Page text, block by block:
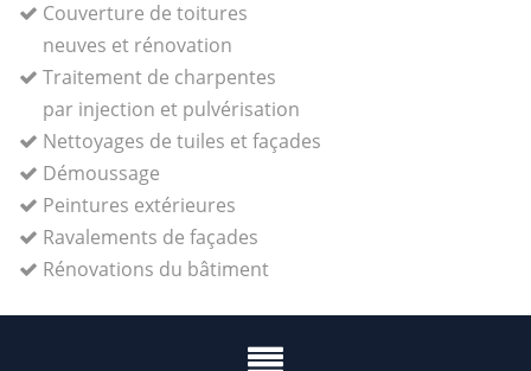
Couverture de toitures
neuves et rénovation
Traitement de charpentes
par injection et pulvérisation
Nettoyages de tuiles et façades
Démoussage
Peintures extérieures
Ravalements de façades
Rénovations du bâtiment